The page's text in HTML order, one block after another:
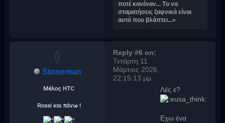
ποτέ κανέναν... Tο να
σταματήσεις ξαφνικά είναι
αυτό που βλάπτει...»
Stoneman
Μέλος ΗTC
Rossi και πάνω !
Reply #6 on:
Τετάρτη 11
Μάρτιος 2026,
22:15:13 μμ
Λές ε?
Εχω ένα